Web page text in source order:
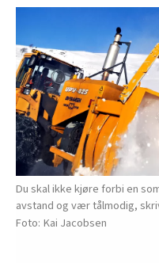
Du skal ikke kjøre forbi en
avstand og vær tålmodig,
Kai Jacobsen